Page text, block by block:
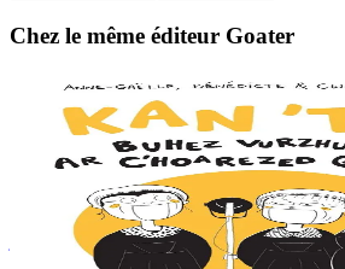
Chez le même éditeur Goater
7 ans et plus
Chante ! L'incroyable histoire
Connais-tu les Sœurs Goadec ? Elles ont
bretonne et ont conquis le monde avec
jusqu'à Paris, elles sont...